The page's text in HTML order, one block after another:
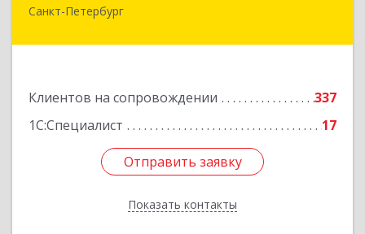
Санкт-Петербург
Клиентов на сопровождении
337
1С:Специалист
17
Отправить заявку
Показать контакты
191119, Санкт-Петербург г, Правды ул, дом №
Отправить заявку
Назад